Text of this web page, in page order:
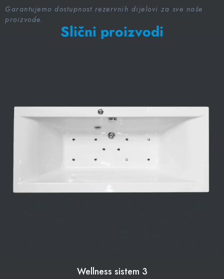
Garantujemo dostupnost rezervnih dijelovi za sve naše
proizvode.
Slični proizvodi
Wellness sistem 3